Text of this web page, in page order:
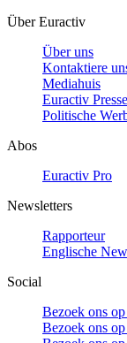
Über Euractiv
Über uns
Kontaktiere
Mediahuis
Euractiv
Politische
Abos
Euractiv Pro
Newsletters
Rapporteur
Englische
Social
Bezoek ons
Bezoek ons